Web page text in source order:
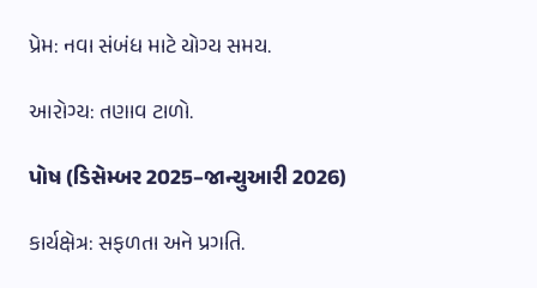
પ્રેમ: નવા સંબંધ માટે યોગ્ય સમય.
આરોગ્ય: તણાવ ટાળો.
પોષ (ડિસેમ્બર 2025–જાન્યુઆરી 2026)
કાર્યક્ષેત્ર: સફળતા અને પ્રગતિ.